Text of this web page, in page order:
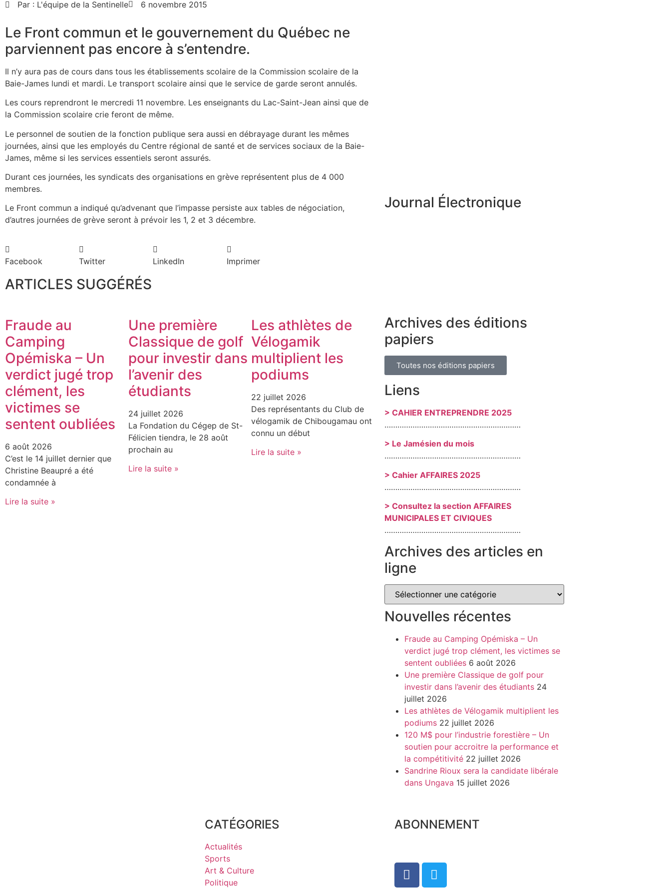
Par : L'équipe de la Sentinelle 6 novembre 2015
Le Front commun et le gouvernement du Québec ne
parviennent pas encore à s’entendre.
Il n’y aura pas de cours dans tous les établissements scolaire de la Commission scolaire de la
Baie-James lundi et mardi. Le transport scolaire ainsi que le service de garde seront annulés.
Les cours reprendront le mercredi 11 novembre. Les enseignants du Lac-Saint-Jean ainsi que de
la Commission scolaire crie feront de même.
Le personnel de soutien de la fonction publique sera aussi en débrayage durant les mêmes
journées, ainsi que les employés du Centre régional de santé et de services sociaux de la Baie-
James, même si les services essentiels seront assurés.
Durant ces journées, les syndicats des organisations en grève représentent plus de 4 000
membres.
Le Front commun a indiqué qu’advenant que l’impasse persiste aux tables de négociation,
d’autres journées de grève seront à prévoir les 1, 2 et 3 décembre.
Facebook Twitter LinkedIn Imprimer
ARTICLES SUGGÉRÉS
Fraude au
Camping
Opémiska – Un
verdict jugé trop
clément, les
victimes se
sentent oubliées
6 août 2026
C’est le 14 juillet dernier que
Christine Beaupré a été
condamnée à
Lire la suite »
Une première
Classique de golf
pour investir dans
l’avenir des
étudiants
24 juillet 2026
La Fondation du Cégep de St-
Félicien tiendra, le 28 août
prochain au
Lire la suite »
Les athlètes de
Vélogamik
multiplient les
podiums
22 juillet 2026
Des représentants du Club de
vélogamik de Chibougamau ont
connu un début
Lire la suite »
Journal Électronique
Archives des éditions
papiers
Toutes nos éditions papiers
Liens
> CAHIER ENTREPRENDRE 2025
………………………………………………………
> Le Jamésien du mois
………………………………………………………
> Cahier AFFAIRES 2025
………………………………………………………
> Consultez la section AFFAIRES
MUNICIPALES ET CIVIQUES
………………………………………………………
Archives des articles en
ligne
Nouvelles récentes
Fraude au Camping Opémiska – Un
verdict jugé trop clément, les victimes se
sentent oubliées 6 août 2026
Une première Classique de golf pour
investir dans l’avenir des étudiants 24
juillet 2026
Les athlètes de Vélogamik multiplient les
podiums 22 juillet 2026
120 M$ pour l’industrie forestière – Un
soutien pour accroitre la performance et
la compétitivité 22 juillet 2026
Sandrine Rioux sera la candidate libérale
dans Ungava 15 juillet 2026
CATÉGORIES
Actualités
Sports
Art & Culture
Politique
ABONNEMENT